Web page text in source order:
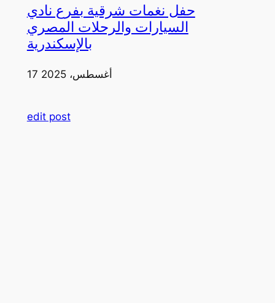
حفل نغمات شرقية بفرع نادي
السيارات والرحلات المصري
بالإسكندرية
17 أغسطس، 2025
edit post